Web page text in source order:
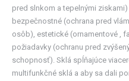
pred slnkom a tepelnými
bezpečnostné (ochrana pred
osôb), estetické (ornamentové ,
požiadavky (ochranu pred
schopnosť). Sklá spĺňajúce
multifunkčné sklá a aby sa dali